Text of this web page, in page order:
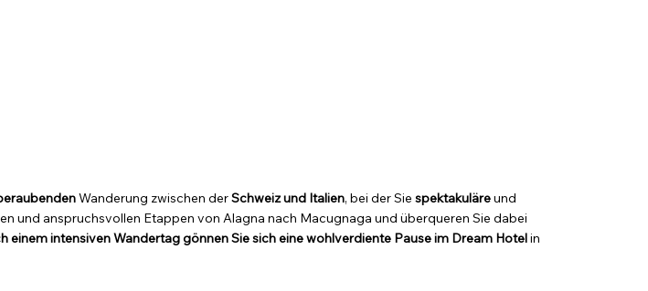
Wanderung zwischen derSchweiz und Italien, bei der Sie spektakuläreund
und anspruchsvollen Etappen von Alagna nach Macugnaga und überqueren Sie dabei
einem intensiven Wandertag gönnen Sie sich eine wohlverdiente Pause im Dream Hotelin